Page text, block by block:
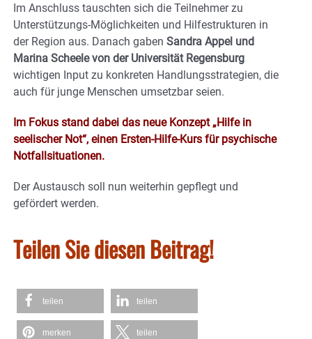
Im Anschluss tauschten sich die Teilnehmer zu
Unterstützungs-Möglichkeiten und Hilfestrukturen in
der Region aus. Danach gaben Sandra Appel und
Marina Scheele von der Universität Regensburg
wichtigen Input zu konkreten Handlungsstrategien, die
auch für junge Menschen umsetzbar seien.
Im Fokus stand dabei das neue Konzept „Hilfe in
seelischer Not“, einen Ersten-Hilfe-Kurs für psychische
Notfallsituationen.
Der Austausch soll nun weiterhin gepflegt und
gefördert werden.
Teilen Sie diesen Beitrag!
teilen teilen
merken teilen